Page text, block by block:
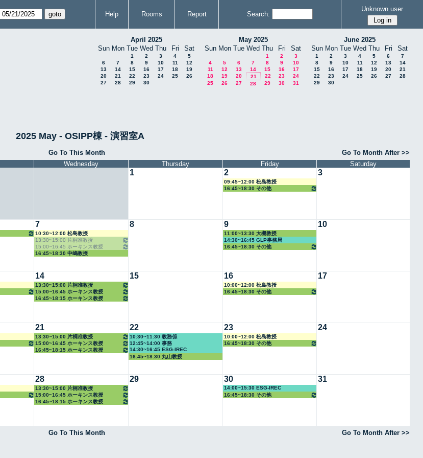
Help Rooms Report Search:
Unknown user
April 2025
Sun Mon Tue Wed Thu Fri Sat
1 2 3 4
5
6
7 8 9 10 11
12
13
14 15 16 17 18
19
20
21 22 23 24 25
26
27
28 29 30
May 2025
Sun Mon Tue Wed Thu Fri Sat
1 2
3
4
5 6 7 8 9
10
11
12 13 14 15 16
17
18
19 20 21 22 23
24
25
26 27 28 29 30 31
June 2025
Sun Mon Tue Wed Thu Fri Sat
1 2 3 4 5 6
7
8
9 10 11 12 13
14
15
16 17 18 19 20
21
22
23 24 25 26 27
28
29
30
2025 May - OSIPP棟 - 演習室A
Go To This Month
Go To Month After >>
Wednesday Thursday Friday Saturday
1 2
09:45~12:00 松島教授
16:45~18:30 その他
3
7
10:30~12:00 松島教授
13:30~15:00 片桐准教授
15:00~16:45 ホーキンス教授
16:45~18:30 中嶋教授
8 9
11:00~13:30 大槻教授
14:30~16:45 GLP事務局
16:45~18:30 その他
10
14
13:30~15:00 片桐准教授
15:00~16:45 ホーキンス教授
16:45~18:15 ホーキンス教授
15 16
10:00~12:00 松島教授
16:45~18:30 その他
17
21
13:30~15:00 片桐准教授
15:00~16:45 ホーキンス教授
16:45~18:15 ホーキンス教授
22
10:30~11:30 教務係
12:45~14:00 事務
14:30~16:45 ESG-IREC
16:45~18:30 丸山教授
23
10:00~12:00 松島教授
16:45~18:30 その他
24
28
13:30~15:00 片桐准教授
15:00~16:45 ホーキンス教授
16:45~18:15 ホーキンス教授
29 30
14:00~15:30 ESG-IREC
16:45~18:30 その他
31
Go To This Month
Go To Month After >>